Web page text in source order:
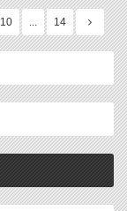
10 ... 14